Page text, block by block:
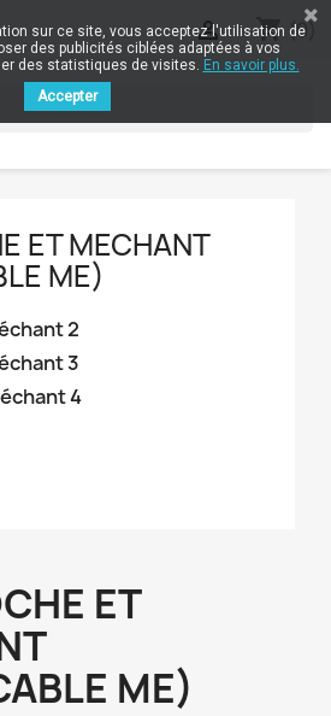
shopping_cart (0)

ET MECHANT
ME)
2
3
4
ET
ME)
sur ce site, vous acceptez l'utilisation de
des publicités ciblées adaptées à vos
des statistiques de visites. En savoir plus.
Accepter